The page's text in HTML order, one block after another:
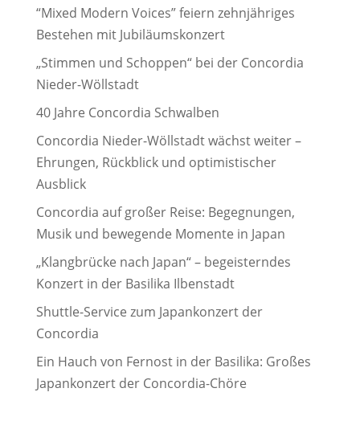
“Mixed Modern Voices” feiern zehnjähriges
Bestehen mit Jubiläumskonzert
„Stimmen und Schoppen“ bei der Concordia
Nieder-Wöllstadt
40 Jahre Concordia Schwalben
Concordia Nieder-Wöllstadt wächst weiter –
Ehrungen, Rückblick und optimistischer
Ausblick
Concordia auf großer Reise: Begegnungen,
Musik und bewegende Momente in Japan
„Klangbrücke nach Japan“ – begeisterndes
Konzert in der Basilika Ilbenstadt
Shuttle-Service zum Japankonzert der
Concordia
Ein Hauch von Fernost in der Basilika: Großes
Japankonzert der Concordia-Chöre